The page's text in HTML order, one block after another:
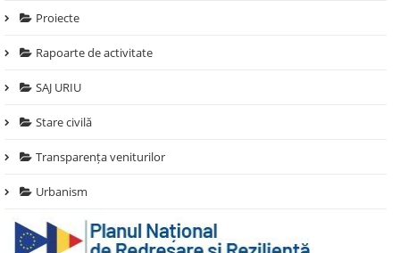
Proiecte
Rapoarte de activitate
SAJ URIU
Stare civilă
Transparența veniturilor
Urbanism